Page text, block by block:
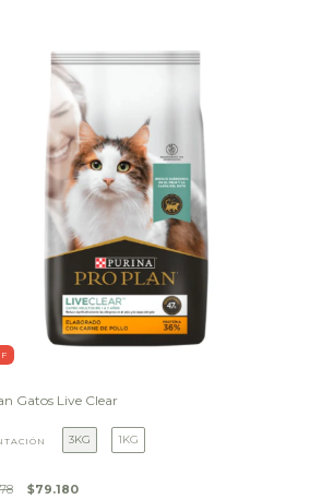
Gatos Live Clear
3KG 1KG
$79.180